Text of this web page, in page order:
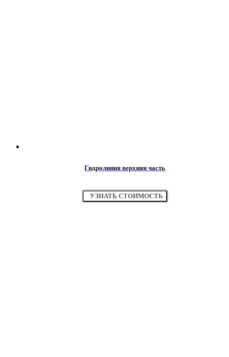
Гидролиния верхняя часть
УЗНАТЬ СТОИМОСТЬ